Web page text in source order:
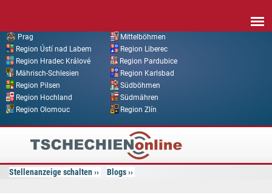
Prag
Mittelböhmen
Region Ústí nad Labem
Region Liberec
Region Hradec Králové
Region Pardubice
Mährisch-Schlesien
Region Karlsbad
Region Pilsen
Südböhmen
Region Hochland
Südmähren
Region Olomouc
Region Zlín
Tschechien
Online
Stellenanzeige schalten Blogs